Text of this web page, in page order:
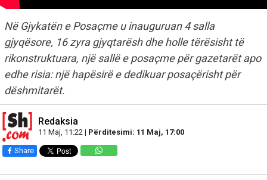
Në Gjykatën e Posaçme u inauguruan 4 salla
gjyqësore, 16 zyra gjyqtarësh dhe holle tërësisht të
rikonstruktuara, një sallë e posaçme për gazetarët apo
edhe risia: një hapësirë e dedikuar posaçërisht për
dëshmitarët.
Redaksia
11 Maj, 11:22 | Përditesimi: 11 Maj, 17:00
Share